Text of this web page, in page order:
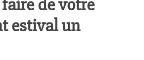
de votre
estival un